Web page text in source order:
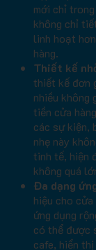
mới chỉ
không chỉ
linh hoạt
hàng.
Thiết kế
thiết kế đơn
nhiều không
tiền cửa
các sự kiện,
nhẹ này
tinh tế, hiện
không quá
Đa dạng
hiệu cho
ứng dụng
có thể được
cafe, hiển